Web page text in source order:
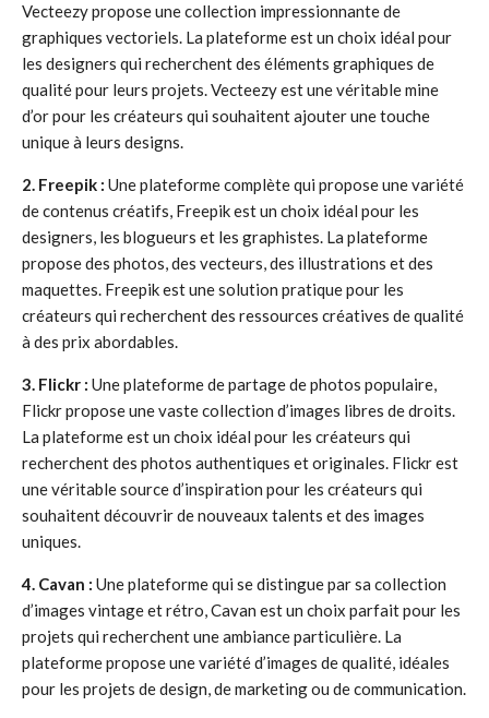
Vecteezy propose une collection impressionnante de
graphiques vectoriels. La plateforme est un choix idéal pour
les designers qui recherchent des éléments graphiques de
qualité pour leurs projets. Vecteezy est une véritable mine
d’or pour les créateurs qui souhaitent ajouter une touche
unique à leurs designs.
2. Freepik : Une plateforme complète qui propose une variété
de contenus créatifs, Freepik est un choix idéal pour les
designers, les blogueurs et les graphistes. La plateforme
propose des photos, des vecteurs, des illustrations et des
maquettes. Freepik est une solution pratique pour les
créateurs qui recherchent des ressources créatives de qualité
à des prix abordables.
3. Flickr : Une plateforme de partage de photos populaire,
Flickr propose une vaste collection d’images libres de droits.
La plateforme est un choix idéal pour les créateurs qui
recherchent des photos authentiques et originales. Flickr est
une véritable source d’inspiration pour les créateurs qui
souhaitent découvrir de nouveaux talents et des images
uniques.
4. Cavan : Une plateforme qui se distingue par sa collection
d’images vintage et rétro, Cavan est un choix parfait pour les
projets qui recherchent une ambiance particulière. La
plateforme propose une variété d’images de qualité, idéales
pour les projets de design, de marketing ou de communication.